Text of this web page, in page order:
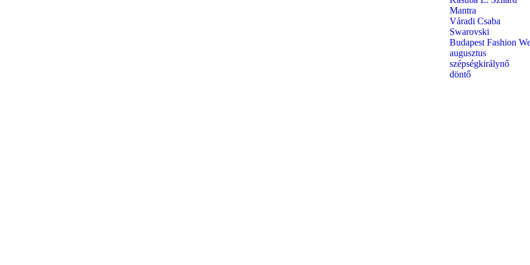
Mantra
Váradi Csaba
Swarovski
Budapest Fashion
augusztus
szépségkirálynő
döntő